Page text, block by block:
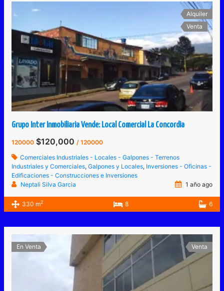
Alquiler
Venta
Grupo Inter Inmobiliaria Vende: Local Comercial La Concordia
120000 $120,000 / 120000
Comerciales Industriales - Locales - Galpones - Terrenos
Industriales y Comerciales,Galpones y Locales, Inversiones - Oficinas -
Edificaciones - Construcciones e Inversiones
Neptali Silva Garcia
1 año ago
330 m2 8 6
En Venta Venta